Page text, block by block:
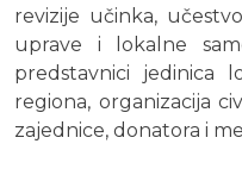
revizije učinka,
uprave i lokalne
predstavnici jedinica
regiona, organizacija
zajednice, donatora i